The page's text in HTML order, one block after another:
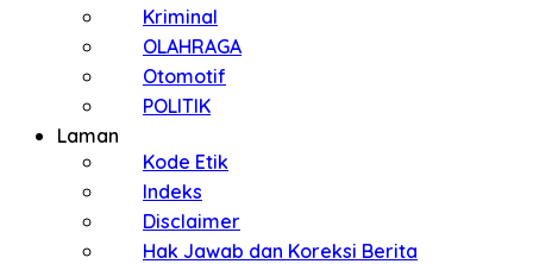
Kriminal
OLAHRAGA
Otomotif
POLITIK
Laman
Kode Etik
Indeks
Disclaimer
Hak Jawab dan Koreksi Berita